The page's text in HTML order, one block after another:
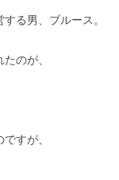
る男、ブルース。
のが、
すが、